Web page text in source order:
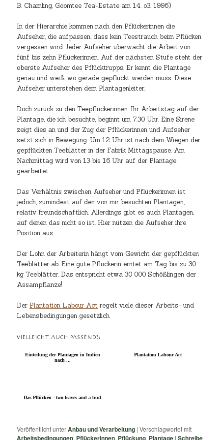
B. Chamling, Goomtee Tea-Estate am 14. o3. 1996)
In der Hierarchie kommen nach den Pflückerinnen die
Aufseher, die aufpassen, dass kein Teestrauch beim Pflücken
vergessen wird. Jeder Aufseher überwacht die Arbeit von
fünf bis zehn Pflückerinnen. Auf der nächsten Stufe steht der
oberste Aufseher des Pflücktrupps. Er kennt die Plantage
genau und weiß, wo gerade gepflückt werden muss. Diese
Aufseher unterstehen dem Plantagenleiter.
Doch zurück zu den Teepflückerinnen. Ihr Arbeitstag auf der
Plantage, die ich besuchte, beginnt um 7.30 Uhr. Eine Sirene
zeigt dies an und der Zug der Pflückerinnen und Aufseher
setzt sich in Bewegung. Um 12 Uhr ist nach dem Wiegen der
gepflückten Teeblätter in der Fabrik Mittagspause. Am
Nachmittag wird von 13 bis 16 Uhr auf der Plantage
gearbeitet.
Das Verhältnis zwischen Aufseher und Pflückerinnen ist
jedoch, zumindest auf den von mir besuchten Plantagen,
relativ freundschaftlich. Allerdings gibt es auch Plantagen,
auf denen das nicht so ist. Hier nützen die Aufseher ihre
Position aus.
Der Lohn der Arbeiterin hängt vom Gewicht der gepflückten
Teeblätter ab. Eine gute Pflückerin erntet am Tag bis zu 30
kg Teeblätter. Das entspricht etwa 30 000 Schößlingen der
Assampflanze!
Der Plantation Labour Act regelt viele dieser Arbeits- und
Lebensbedingungen gesetzlich.
VIELLEICHT AUCH PASSEND?:
Einteilung der Plantagen in Indien
nach ...
Plantation Labour Act
Das Pflücken - two leaves and a bud
Veröffentlicht unterAnbau und Verarbeitung |Verschlagwortet mit
, , , |